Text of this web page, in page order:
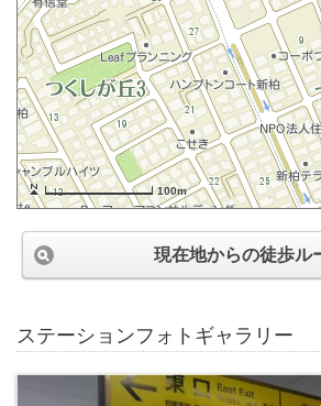
100m
現在地からの徒歩ル
ステーションフォトギャラリー